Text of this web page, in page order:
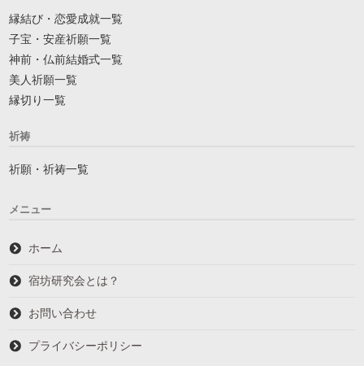
縁結び・恋愛成就一覧
子宝・安産祈願一覧
神前・仏前結婚式一覧
美人祈願一覧
縁切り一覧
祈祷
祈願・祈祷一覧
メニュー
ホーム
宿坊研究会とは？
お問い合わせ
プライバシーポリシー